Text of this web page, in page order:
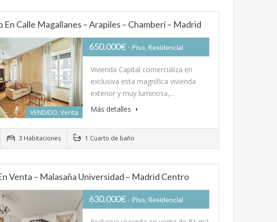
En Calle Magallanes – Arapiles – Chamberí – Madrid
VENDIDO, Venta
650.000€ - Piso, Residencial
Vivienda Capital comercializa en
exclusiva esta magnífica vivienda
exterior y muy luminosa,…
Más detalles
3 Habitaciones 1 Cuarto de baño
Venta – Malasaña Universidad – Madrid Centro
630.000€ - Piso, Residencial